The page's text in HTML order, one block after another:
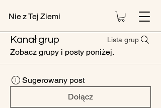
Nie z Tej Ziemi
Kanał grup Lista grup
Zobacz grupy i posty poniżej.
Sugerowany post
Dołącz